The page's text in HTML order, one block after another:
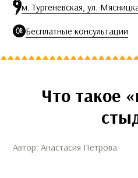
м. Тургеневская, ул.
Бесплатные консультации
Что такое
Автор: Анастасия Петрова